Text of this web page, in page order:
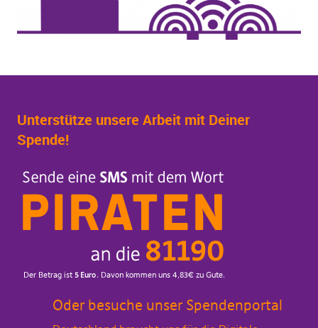
Unterstütze unsere Arbeit mit Deiner
Spende!
Oder besuche unser Spendenportal